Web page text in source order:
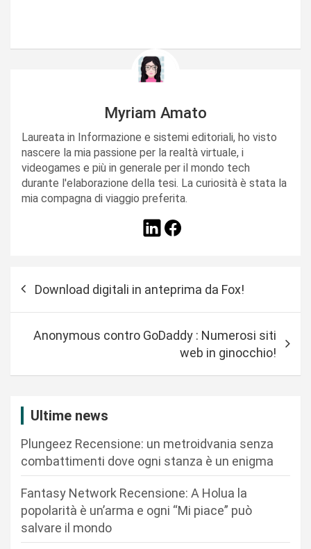
Myriam Amato
Laureata in Informazione e sistemi editoriali, ho visto
nascere la mia passione per la realtà virtuale, i
videogames e più in generale per il mondo tech
durante l'elaborazione della tesi. La curiosità è stata la
mia compagna di viaggio preferita.
Download digitali in anteprima da Fox!
Anonymous contro GoDaddy : Numerosi siti
web in ginocchio!
Ultime news
Plungeez Recensione: un metroidvania senza
combattimenti dove ogni stanza è un enigma
Fantasy Network Recensione: A Holua la
popolarità è un’arma e ogni “Mi piace” può
salvare il mondo